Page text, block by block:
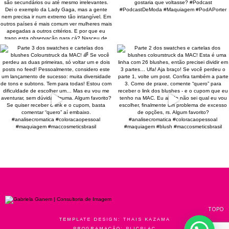
TOPO
TEMPLATE DESIGN: THAIS KAZAMA